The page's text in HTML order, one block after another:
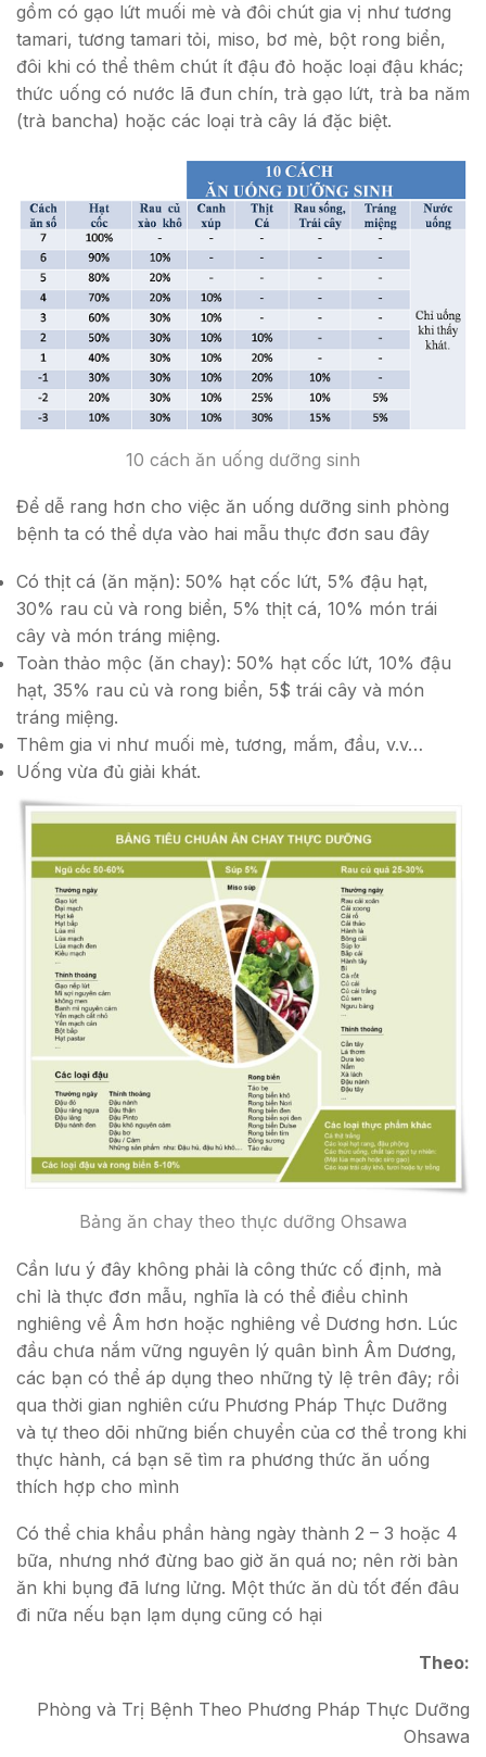
gồm có gạo lứt muối mè và đôi chút gia vị như tương
tamari, tương tamari tỏi, miso, bơ mè, bột rong biển,
đôi khi có thể thêm chút ít đậu đỏ hoặc loại đậu khác;
thức uống có nước lã đun chín, trà gạo lứt, trà ba năm
(trà bancha) hoặc các loại trà cây lá đặc biệt.
10 cách ăn uống dưỡng sinh
Để dễ rang hơn cho việc ăn uống dưỡng sinh phòng
bệnh ta có thể dựa vào hai mẫu thực đơn sau đây
Có thịt cá (ăn mặn): 50% hạt cốc lứt, 5% đậu hạt,
30% rau củ và rong biển, 5% thịt cá, 10% món trái
cây và món tráng miệng.
Toàn thảo mộc (ăn chay): 50% hạt cốc lứt, 10% đậu
hạt, 35% rau củ và rong biển, 5$ trái cây và món
tráng miệng.
Thêm gia vi như muối mè, tương, mắm, đầu, v.v…
Uống vừa đủ giải khát.
Bảng ăn chay theo thực dưỡng Ohsawa
Cần lưu ý đây không phải là công thức cố định, mà
chỉ là thực đơn mẫu, nghĩa là có thể điều chỉnh
nghiêng về Âm hơn hoặc nghiêng về Dương hơn. Lúc
đầu chưa nắm vững nguyên lý quân bình Âm Dương,
các bạn có thể áp dụng theo những tỷ lệ trên đây; rồi
qua thời gian nghiên cứu Phương Pháp Thực Dưỡng
và tự theo dõi những biến chuyển của cơ thể trong khi
thực hành, cá bạn sẽ tìm ra phương thức ăn uống
thích hợp cho mình
Có thể chia khẩu phần hàng ngày thành 2 – 3 hoặc 4
bữa, nhưng nhớ đừng bao giờ ăn quá no; nên rời bàn
ăn khi bụng đã lưng lửng. Một thức ăn dù tốt đến đâu
đi nữa nếu bạn lạm dụng cũng có hại
Theo:
Phòng và Trị Bệnh Theo Phương Pháp Thực Dưỡng
Ohsawa